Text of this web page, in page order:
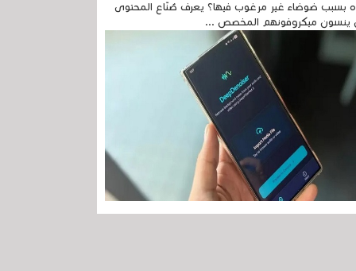
بسبب ضوضاء غير مرغوب فيها؟ يعرف صُنّاع المحتوى
ينسون ميكروفونهم المخصص ...